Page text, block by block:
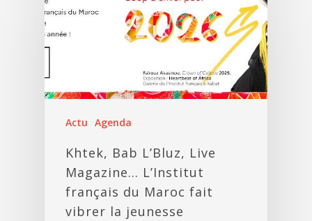
Actu Agenda
Khtek, Bab L’Bluz, Live
Magazine… L’Institut
français du Maroc fait
vibrer la jeunesse